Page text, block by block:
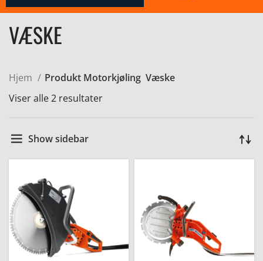
VÆSKE
Hjem Produkt Motorkjøling Væske
Viser alle 2 resultater
Show sidebar